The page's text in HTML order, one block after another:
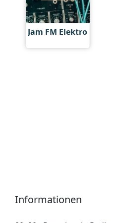
Jam FM Elektro
Informationen